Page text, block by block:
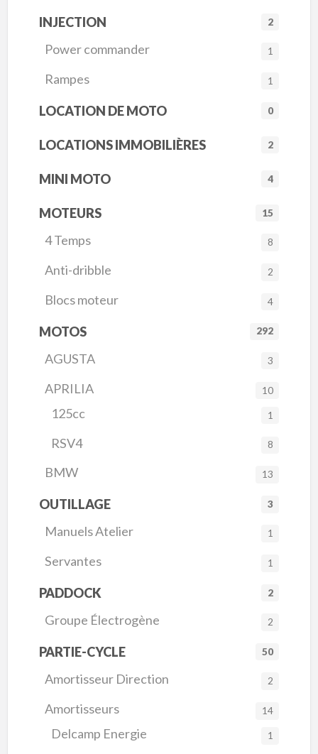
INJECTION 2
Power commander 1
Rampes 1
LOCATION DE MOTO 0
LOCATIONS IMMOBILIÈRES 2
MINI MOTO 4
MOTEURS 15
4 Temps 8
Anti-dribble 2
Blocs moteur 4
MOTOS 292
AGUSTA 3
APRILIA 10
125cc 1
RSV4 8
BMW 13
OUTILLAGE 3
Manuels Atelier 1
Servantes 1
PADDOCK 2
Groupe Électrogène 2
PARTIE-CYCLE 50
Amortisseur Direction 2
Amortisseurs 14
Delcamp Energie 1